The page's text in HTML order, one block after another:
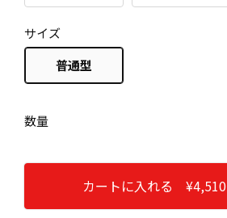
サイズ
普通型
数量
カートに入れる ¥4,510